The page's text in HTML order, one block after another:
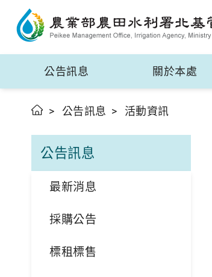
公告訊息 關於本處
公告訊息 活動資訊
公告訊息
最新消息
採購公告
標租標售